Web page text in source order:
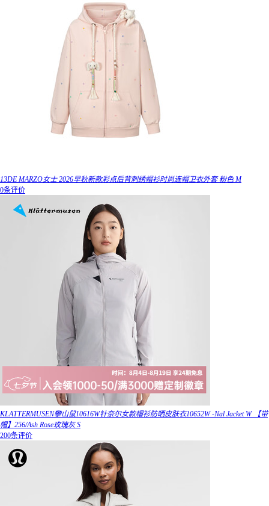
13DE MARZO女士 2026早秋新款彩点后背刺绣帽衫时尚连帽卫衣外套 粉色 M
0条评价
KLATTERMUSEN攀山鼠10616W针奈尔女款帽衫防晒皮肤衣10652W -Nal Jacket W 【带
帽】256/Ash Rose玫瑰灰 S
200条评价